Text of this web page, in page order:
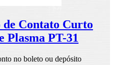
Contato Curto
Plasma PT-31
no boleto ou depósito